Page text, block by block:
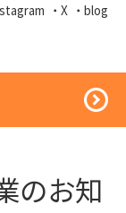
・X ・blog
のお知